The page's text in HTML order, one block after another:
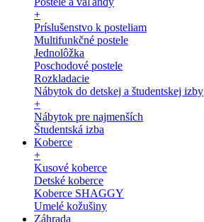
+
Príslušenstvo k posteliam
Multifunkčné postele
Jednolôžka
Poschodové postele
Rozkladacie
Nábytok do detskej a študentskej izby
+
Nábytok pre najmenších
Študentská izba
Koberce
+
Kusové koberce
Detské koberce
Koberce SHAGGY
Umelé kožušiny
Záhrada